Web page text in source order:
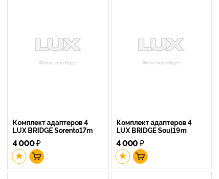
Комплект адаптеров 4
LUX BRIDGE Sorento17m
4 000₽
Комплект адаптеров 4
LUX BRIDGE Soul19m
4 000₽